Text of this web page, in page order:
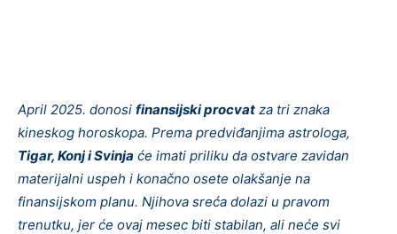
April 2025. donosi finansijski procvat za tri znaka
kineskog horoskopa. Prema predviđanjima astrologa,
Tigar, Konj i Svinja će imati priliku da ostvare zavidan
materijalni uspeh i konačno osete olakšanje na
finansijskom planu. Njihova sreća dolazi u pravom
trenutku, jer će ovaj mesec biti stabilan, ali neće svi